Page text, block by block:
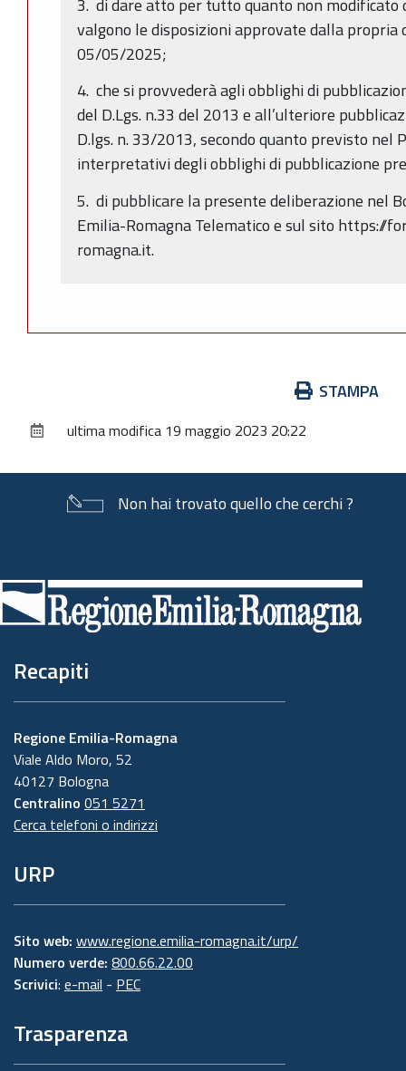
valgono le disposizioni approvate dalla propria
05/05/2025;
4. che si provvederà agli obblighi di
del D.Lgs. n.33 del 2013 e all’ulteriore
D.lgs. n. 33/2013, secondo quanto previsto nel
interpretativi degli obblighi di pubblicazione
5. di pubblicare la presente deliberazione nel
Emilia-Romagna Telematico e sul sito https://
romagna.it.
documento
STAMPA
ultima modifica 19 maggio 2023 20:22
Non hai trovato quello che cerchi ?
di
pagina
Recapiti
Regione Emilia-Romagna
Viale Aldo Moro, 52
40127 Bologna
Centralino 051 5271
Cerca telefoni o indirizzi
URP
Sito web: www.regione.emilia-romagna.it/urp/
Numero verde: 800.66.22.00
Scrivici: e-mail - PEC
Trasparenza